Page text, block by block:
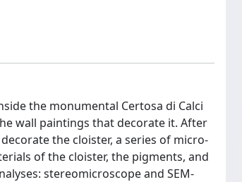
the monumental Certosa di Calci
wall paintings that decorate it. After
the cloister, a series of micro-
of the cloister, the pigments, and
stereomicroscope and SEM-